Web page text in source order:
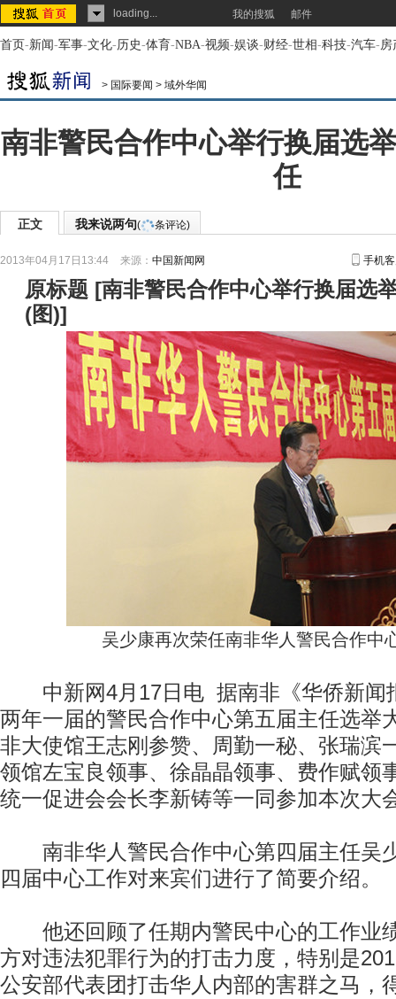
loading... 我的搜狐 邮件
首页-新闻-军事-文化-历史-体育-NBA-视频-娱谈-财经-世相-科技-汽车-房
> 国际要闻 > 域外华闻
南非警民合作中心举行换届选
任
正文 我来说两句( 条评论)
2013年04月17日13:44 来源： 中国新闻网 手机
原标题 [南非警民合作中心举行换届选
(图)]
吴少康再次荣任南非华人警民合作中
中新网4月17日电 据南非《华侨新闻
两年一届的警民合作中心第五届主任选举
非大使馆王志刚参赞、周勤一秘、张瑞滨
领馆左宝良领事、徐晶晶领事、费作赋领
统一促进会会长李新铸等一同参加本次大
南非华人警民合作中心第四届主任吴
四届中心工作对来宾们进行了简要介绍。
他还回顾了任期内警民中心的工作业
方对违法犯罪行为的打击力度，特别是
公安部代表团打击华人内部的害群之马，